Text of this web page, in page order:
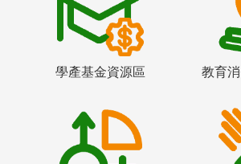
學產基金資源區 教育